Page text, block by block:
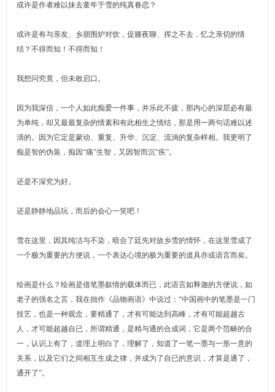
或许是作者难以抹去童年于雪的纯真眷恋？
或许是有与亲友、乡朋围炉对饮，促膝夜聊、挥之不去，忆之亲切的情
结？不得而知！不得而知！
我想问究竟，但未敢启口。
因为我深信，一个人如此痴爱一件事，并乐此不疲，那内心的深层必有最
为单纯，却又最最复杂的情素和有此相生之情结，那是用一两句话难以述
清的。因为它定是蒙动、重复、升华、沉淀、流淌的复杂样相。我更明了
痴是智的伪装，痴因“痛”生智，又因智而沉“疾”。
还是不深究为好。
还是静静地品玩，而后的会心一笑吧！
雪在这里，因其纯洁与不染，暗合了廷先对故乡雪的情怀，在这里雪成了
一个极为重要的方便说，一个表达心境的极为重要的道具亦或语言而矣。
绘画是什么？绘画是借笔墨叙情的载体而已，此语言如释迦的方便说，如
老子的强名之言，我在拙作《品物画语》中说过：“中国画中的笔墨是一门
技艺，也是一种观念，要精通了，才有可能达到高峰，才有可能超越古
人，才可能超越自已，所谓精通，是精与通的合成词，它是两个范畴的合
一，认识上有了，道理上明白了，理解了，知道了一笔一墨与一形一意的
关系，以及它们之间相互生成之律，并成为了自已的意识，才算是通了，
通开了”。